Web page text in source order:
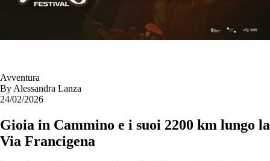
Avventura
By Alessandra Lanza
24/02/2026
Gioia in Cammino e i suoi 2200 km lungo la
Via Francigena